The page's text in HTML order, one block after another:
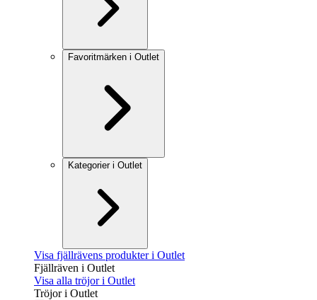
Favoritmärken i Outlet
Kategorier i Outlet
Visa fjällrävens produkter i Outlet
Fjällräven i Outlet
Visa alla tröjor i Outlet
Tröjor i Outlet